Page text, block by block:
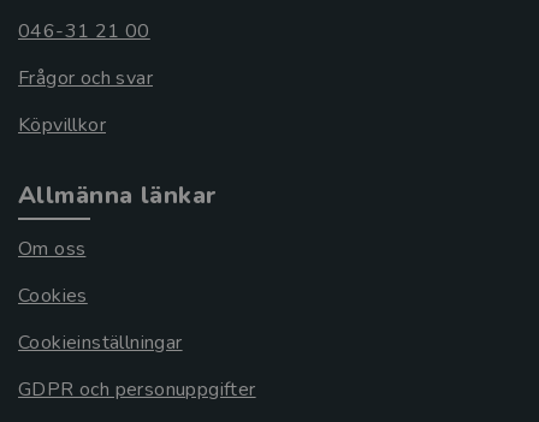
046-31 21 00
Frågor och svar
Köpvillkor
Allmänna länkar
Om oss
Cookies
Cookieinställningar
GDPR och personuppgifter